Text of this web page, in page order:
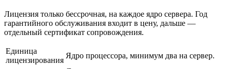
Лицензия только бессрочная, на каждое ядро сервера. Год
гарантийного обслуживания входит в цену, дальше —
отдельный сертификат сопровождения.
Единица
лицензирования
Ядро процессора, минимум два на сервер.